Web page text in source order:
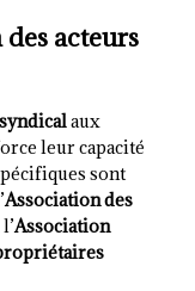
acteurs
aux
leur capacité
sont
Association des
Association